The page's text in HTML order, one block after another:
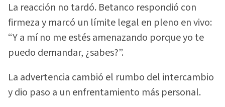
La reacción no tardó. Betanco respondió con
firmeza y marcó un límite legal en pleno en vivo:
“Y a mí no me estés amenazando porque yo te
puedo demandar, ¿sabes?”.
La advertencia cambió el rumbo del intercambio
y dio paso a un enfrentamiento más personal.